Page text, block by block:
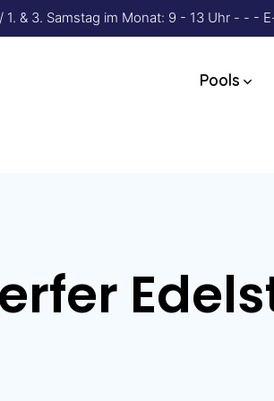
& 3. Samstag im Monat: 9 - 13 Uhr - - -
Pools